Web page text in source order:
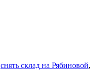
снять склад на Рябиновой,